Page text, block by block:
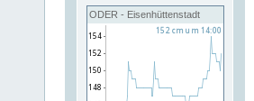
ODER - Eisenhüttenstadt